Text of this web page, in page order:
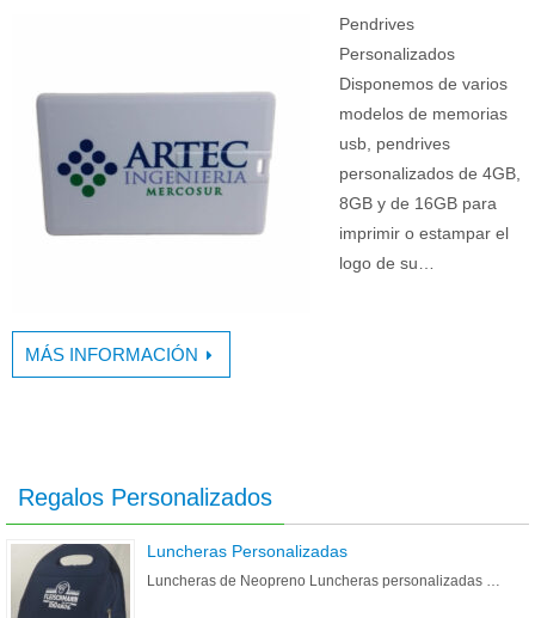
Pendrives
Personalizados
Disponemos de varios
modelos de memorias
usb, pendrives
personalizados de 4GB,
8GB y de 16GB para
imprimir o estampar el
logo de su…
MÁS INFORMACIÓN
Regalos Personalizados
Luncheras Personalizadas
Luncheras de Neopreno Luncheras personalizadas …